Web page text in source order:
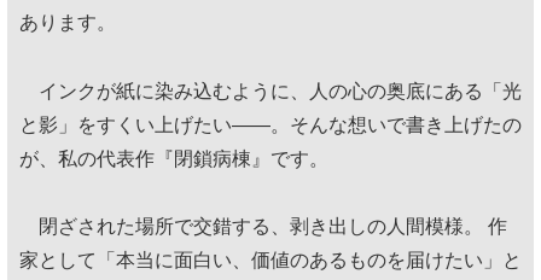
あります。
インクが紙に染み込むように、人の心の奥底にある「光
と影」をすくい上げたい——。そんな想いで書き上げたの
が、私の代表作『閉鎖病棟』です。
閉ざされた場所で交錯する、剥き出しの人間模様。 作
家として「本当に面白い、価値のあるものを届けたい」と